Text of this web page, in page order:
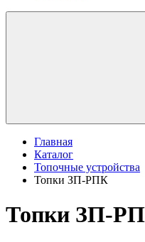
Главная
Каталог
Топочные устройства
Топки ЗП-РПК
Топки ЗП-